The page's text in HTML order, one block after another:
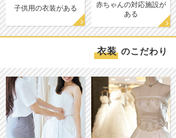
子供用の衣装がある
赤ちゃんの対応施設が
ある
衣装 のこだわり